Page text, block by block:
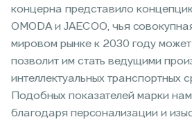
концерна представило
OMODA и JAECOO, чья
мировом рынке к 2030 году может
позволит им стать ведущими
интеллектуальных транспортных
Подобных показателей марки
благодаря персонализации и